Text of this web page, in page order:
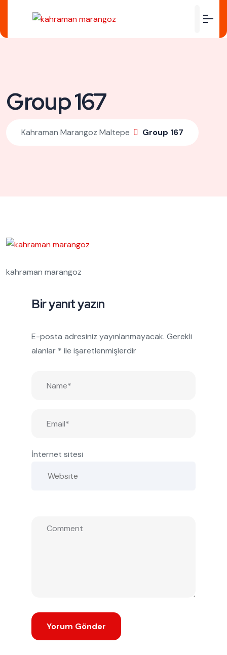
Group 167
Kahraman Marangoz Maltepe Group 167
kahraman marangoz
Bir yanıt yazın
E-posta adresiniz yayınlanmayacak. Gerekli
alanlar * ile işaretlenmişlerdir
İnternet sitesi